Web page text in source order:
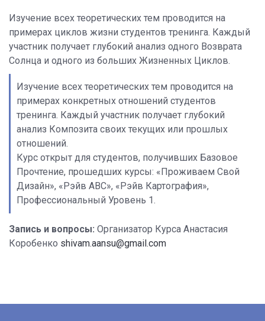
Изучение всех теоретических тем проводится на
примерах циклов жизни студентов тренинга. Каждый
участник получает глубокий анализ одного Возврата
Солнца и одного из больших Жизненных Циклов.
Изучение всех теоретических тем проводится на
примерах конкретных отношений студентов
тренинга. Каждый участник получает глубокий
анализ Композита своих текущих или прошлых
отношений.
Курс открыт для студентов, получивших Базовое
Прочтение, прошедших курсы: «Проживаем Свой
Дизайн», «Рэйв АВС», «Рэйв Картография»,
Профессиональный Уровень 1.
Запись и вопросы: Организатор Курса Анастасия
Коробенко shivam.aansu@gmail.com